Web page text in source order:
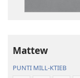
Mattew
PUNTI MILL-KTIEB